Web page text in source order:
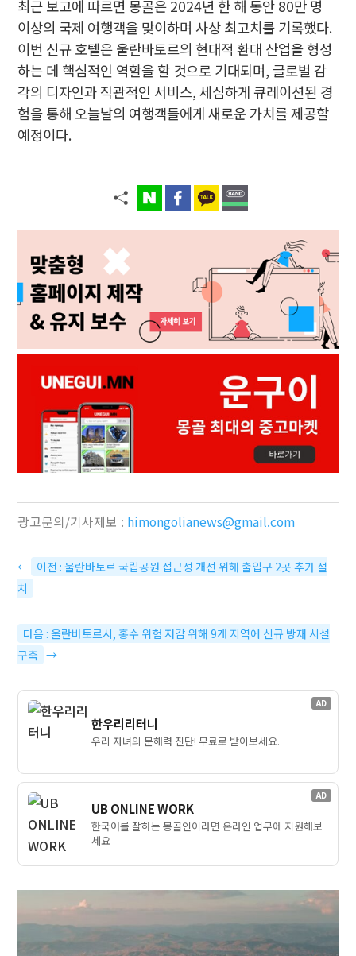
최근 보고에 따르면 몽골은 2024년 한 해 동안 80만 명
이상의 국제 여행객을 맞이하며 사상 최고치를 기록했다.
이번 신규 호텔은 울란바토르의 현대적 환대 산업을 형성
하는 데 핵심적인 역할을 할 것으로 기대되며, 글로벌 감
각의 디자인과 직관적인 서비스, 세심하게 큐레이션된 경
험을 통해 오늘날의 여행객들에게 새로운 가치를 제공할
예정이다.
광고문의/기사제보 : himongolianews@gmail.com
← 이전 : 울란바토르 국립공원 접근성 개선 위해 출입구 2곳 추가 설
치
다음 : 울란바토르시, 홍수 위험 저감 위해 9개 지역에 신규 방재 시설
구축 →
AD
한우리리터니
우리 자녀의 문해력 진단! 무료로 받아보세요.
AD
UB ONLINE WORK
한국어를 잘하는 몽골인이라면 온라인 업무에 지원해보
세요